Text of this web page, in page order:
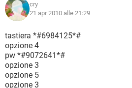
cry
21 apr 2010 alle 21:29
tastiera *#6984125*#
opzione 4
pw *#9072641*#
opzione 3
opzione 5
opzione 3